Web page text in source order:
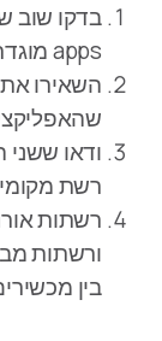
apps מוגדרת ל‑”Enabled”.
ודאו
רשת
רשתות
ורשתות
בין